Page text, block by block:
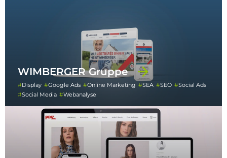
WIMBERGER Gruppe
Display Google Ads Online Marketing SEA SEO
Social Ads
Social Media
Webanalyse